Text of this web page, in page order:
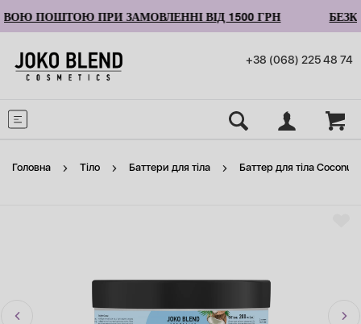
ПОШТОЮ ПРИ ЗАМОВЛЕННІ ВІД 1500 ГРН
+38 (068) 225 48 74
Головна Тіло Баттери для тіла Баттер для тіла